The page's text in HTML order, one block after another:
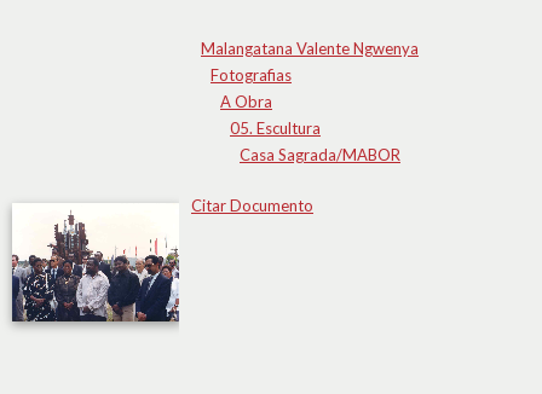
Malangatana Valente Ngwenya
Fotografias
A Obra
05. Escultura
Casa Sagrada/MABOR
Citar Documento